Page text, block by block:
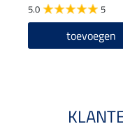
5.0 5
toevoegen